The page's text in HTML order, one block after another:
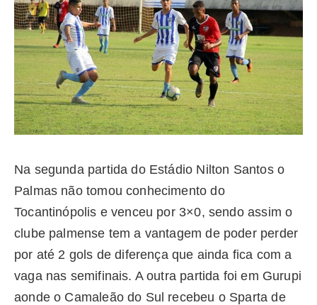
Na segunda partida do Estádio Nilton Santos o
Palmas não tomou conhecimento do
Tocantinópolis e venceu por 3×0, sendo assim o
clube palmense tem a vantagem de poder perder
por até 2 gols de diferença que ainda fica com a
vaga nas semifinais. A outra partida foi em Gurupi
aonde o Camaleão do Sul recebeu o Sparta de